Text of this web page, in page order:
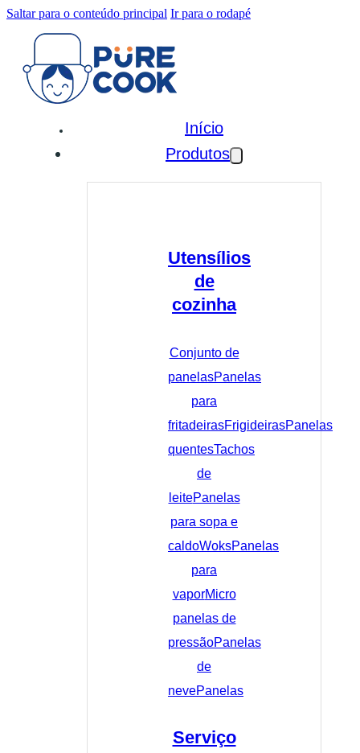
Saltar para o conteúdo principal Ir para o rodapé
Início
Produtos
Utensílios
de
cozinha
Conjunto de
panelasPanelas
para
fritadeirasFrigideirasPanelas
quentesTachos
de
leitePanelas
para sopa e
caldoWoksPanelas
para
vaporMicro
panelas de
pressãoPanelas
de
nevePanelas
Serviço